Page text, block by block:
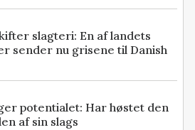
slagteri: En af landets
sender nu grisene til Danish
potentialet: Har høstet den
af sin slags